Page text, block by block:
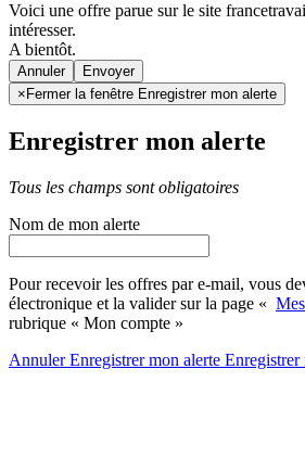
Voici une offre parue sur le site
intéresser.
A bientôt.
Annuler
× Fermer la fenêtre Enregistrer mon alerte
Enregistrer mon alerte
Tous les champs sont obligatoires
Nom de mon alerte
Pour recevoir les offres par e-mail, vous
électronique et la valider sur la page «
rubrique « Mon compte »
AnnulerEnregistrer mon alerte Enregistrer